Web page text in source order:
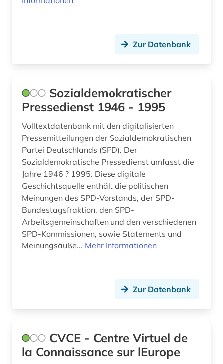
Zur Datenbank
Sozialdemokratischer
Pressedienst 1946 - 1995
Volltextdatenbank mit den digitalisierten
Pressemitteilungen der Sozialdemokratischen
Partei Deutschlands (SPD). Der
Sozialdemokratische Pressedienst umfasst die
Jahre 1946 ? 1995. Diese digitale
Geschichtsquelle enthält die politischen
Meinungen des SPD-Vorstands, der SPD-
Bundestagsfraktion, den SPD-
Arbeitsgemeinschaften und den verschiedenen
SPD-Kommissionen, sowie Statements und
Meinungsäuße... Mehr Informationen
Zur Datenbank
CVCE - Centre Virtuel de
la Connaissance sur lEurope